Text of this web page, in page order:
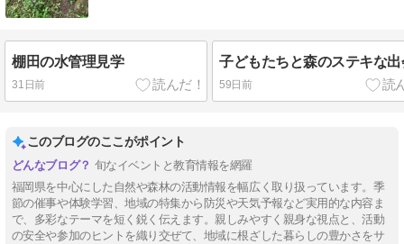
棚田の水管理見学
31日前
子どもたちと森のステキな
59日前
このブログのここがポイント
旬なイベントと教育情報を網羅
福岡県を中心にした自然や森林の活動情報を幅広く取り扱っています。季
節の催事や体験学習、地域の特集から防災や天気予報など実用的な内容ま
で、多彩なテーマを短く鋭く伝えます。親しみやすく親身な視点と、活動
の安全や参加のヒントを織り交ぜて、地域に根ざした暮らしの豊かさをサ